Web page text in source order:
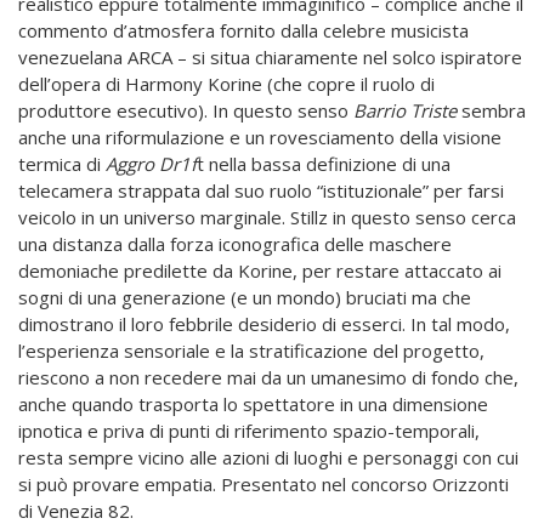
commento d’atmosfera fornito dalla celebre musicista
venezuelana ARCA – si situa chiaramente nel solco ispiratore
dell’opera di Harmony Korine (che copre il ruolo di
produttore esecutivo). In questo senso Barrio Tristesembra
anche una riformulazione e un rovesciamento della visione
termica di Aggro Dr1ft nella bassa definizione di una
telecamera strappata dal suo ruolo “istituzionale” per farsi
veicolo in un universo marginale. Stillz in questo senso cerca
una distanza dalla forza iconografica delle maschere
demoniache predilette da Korine, per restare attaccato ai
sogni di una generazione (e un mondo) bruciati ma che
dimostrano il loro febbrile desiderio di esserci. In tal modo,
l’esperienza sensoriale e la stratificazione del progetto,
riescono a non recedere mai da un umanesimo di fondo che,
anche quando trasporta lo spettatore in una dimensione
ipnotica e priva di punti di riferimento spazio-temporali,
resta sempre vicino alle azioni di luoghi e personaggi con cui
si può provare empatia. Presentato nel concorso Orizzonti
di Venezia 82.